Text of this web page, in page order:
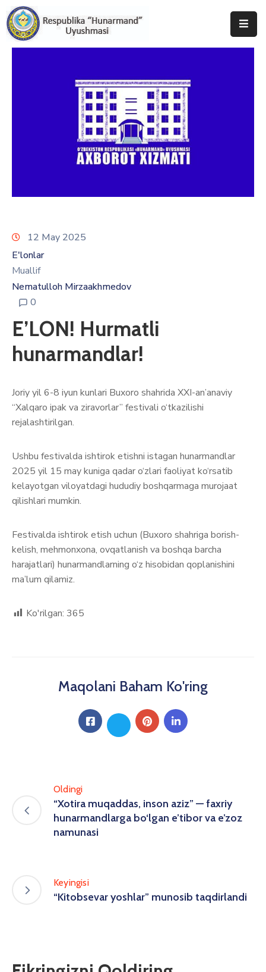
12 May 2025
E'lonlar
Muallif
Nematulloh Mirzaakhmedov
0
E’LON! Hurmatli
hunarmandlar!
Joriy yil 6-8 iyun kunlari Buxoro shahrida XXI-an’anaviy
“Xalqaro ipak va ziravorlar” festivali o‘tkazilishi
rejalashtirilgan.
Ushbu festivalda ishtirok etishni istagan hunarmandlar
2025 yil 15 may kuniga qadar o‘zlari faoliyat ko‘rsatib
kelayotgan viloyatdagi hududiy boshqarmaga murojaat
qilishlari mumkin.
Festivalda ishtirok etish uchun (Buxoro shahriga borish-
kelish, mehmonxona, ovqatlanish va boshqa barcha
harajatlari) hunarmandlarning o‘z hisobidan qoplanishini
ma’lum qilamiz.
Ko'rilgan: 365
Maqolani Baham Ko'ring
Oldingi
“Xotira muqaddas, inson aziz” — faxriy
hunarmandlarga bo‘lgan e’tibor va e’zoz
namunasi
Keyingisi
“Kitobsevar yoshlar” munosib taqdirlandi